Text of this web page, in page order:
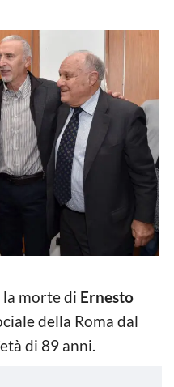
la morte di Ernesto
della Roma dal
di 89 anni.